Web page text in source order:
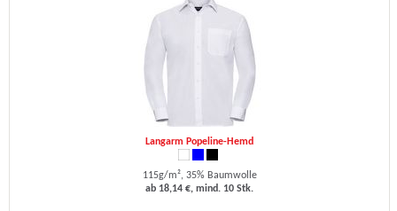
Langarm Popeline-Hemd
115g/m², 35% Baumwolle
ab 18,14 €, mind. 10 Stk.